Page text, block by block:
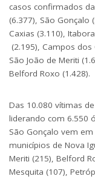
casos confirmados
(6.377), São Gonçalo
Caxias (3.110),
(2.195), Campos dos
São João de Meriti
Belford Roxo (1.428).
Das 10.080 vítimas
liderando com 6.550
São Gonçalo vem
municípios de Nova
Meriti (215), Belford
Mesquita (107),